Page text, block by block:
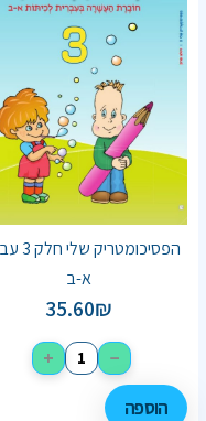
א-ב
35.60₪
−
+
הוספה